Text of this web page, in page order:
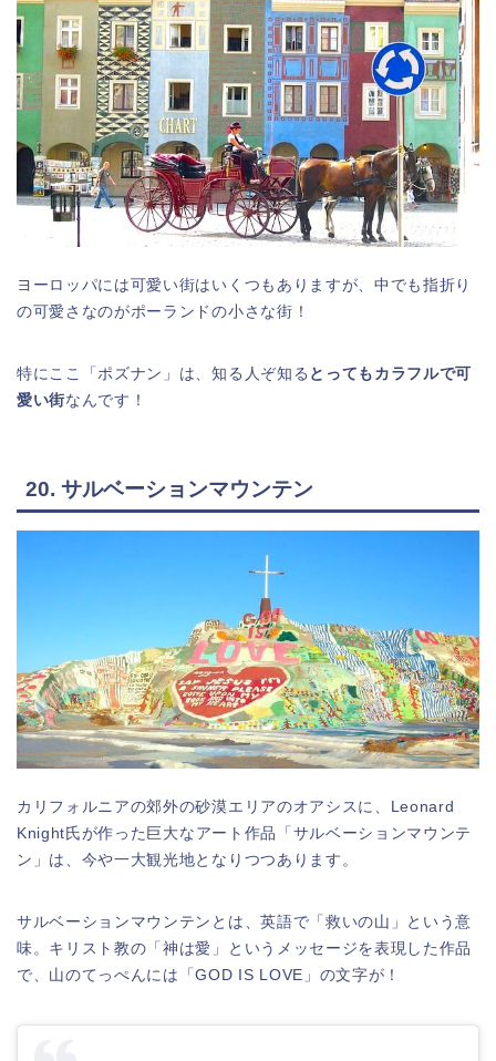
ヨーロッパには可愛い街はいくつもありますが、中でも指折り
の可愛さなのがポーランドの小さな街！
特にここ「ポズナン」は、知る人ぞ知る とってもカラフルで可
愛い街なんです！
20. サルベーションマウンテン
カリフォルニアの郊外の砂漠エリアのオアシスに、Leonard
Knight氏が作った巨大なアート作品「サルベーションマウンテ
ン」は、今や一大観光地となりつつあります。
サルベーションマウンテンとは、英語で「救いの山」という意
味。キリスト教の「神は愛」というメッセージを表現した作品
で、山のてっぺんには「GOD IS LOVE」の文字が！